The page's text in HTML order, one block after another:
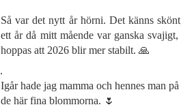
Så var det nytt år hörni. Det känns
ett år då mitt mående var ganska
hoppas att 2026 blir mer stabilt. 🙏
Igår hade jag mamma och hennes man
de här fina blommorna. 🌷